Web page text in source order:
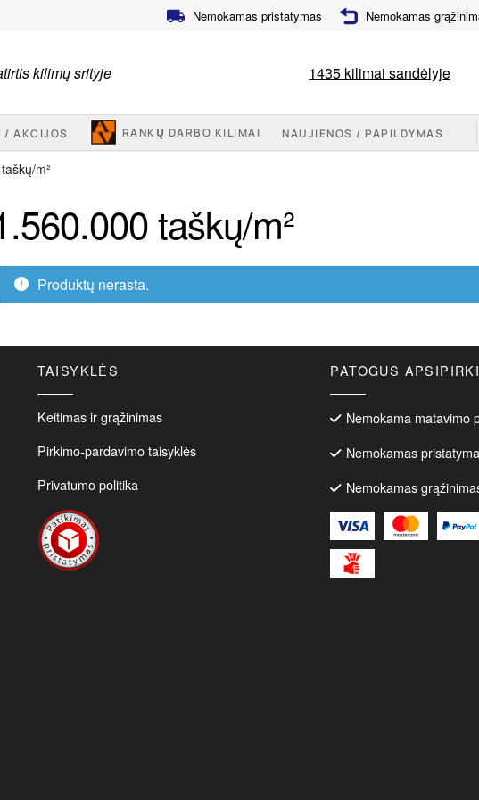
Nemokamas pristatymas Nemokamas
kilimų srityje 1435 kilimai sandėlyje
/ AKCIJOS RANKŲ DARBO KILIMAI NAUJIENOS / PAPILDYMAS
m²
taškų/m²
Produktų nerasta.
TAISYKLĖS
Keitimas ir grąžinimas
Pirkimo-pardavimo taisyklės
Privatumo politika
PATOGUS
Nemokama matavimo
Nemokamas
Nemokamas